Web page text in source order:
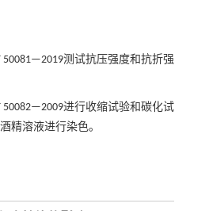
50081—2019测试抗压强度和抗折强
50082—2009进行收缩试验和碳化试
精溶液进行染色。